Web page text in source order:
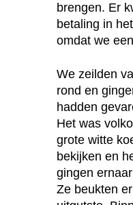
brengen. Er
betaling in
omdat we
We zeilden
rond en
hadden
Het was
grote witte
bekijken en
gingen
Ze beukten